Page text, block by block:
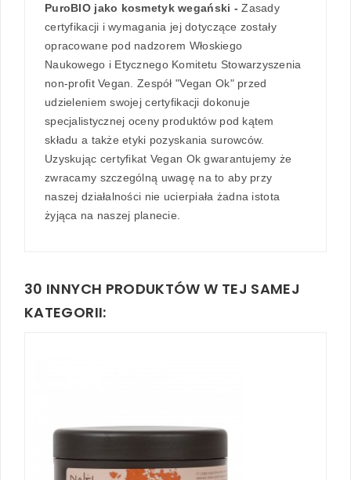
PuroBIO jako kosmetyk wegański -Zasady
certyfikacji i wymagania jej dotyczące zostały
opracowane pod nadzorem Włoskiego
Naukowego i Etycznego Komitetu Stowarzyszenia
non-profit Vegan. Zespół "Vegan Ok" przed
udzieleniem swojej certyfikacji dokonuje
specjalistycznej oceny produktów pod kątem
składu a także etyki pozyskania surowców.
Uzyskując certyfikat Vegan Ok gwarantujemy że
zwracamy szczególną uwagę na to aby przy
naszej działalności nie ucierpiała żadna istota
żyjąca na naszej planecie.
30 INNYCH PRODUKTÓW W TEJ SAMEJ
KATEGORII: